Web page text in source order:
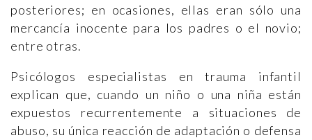
posteriores; en ocasiones, ellas eran sólo una
mercancía inocente para los padres o el novio;
entre otras.
Psicólogos especialistas en trauma infantil
explican que, cuando un niño o una niña están
expuestos recurrentemente a situaciones de
abuso, su única reacción de adaptación o defensa